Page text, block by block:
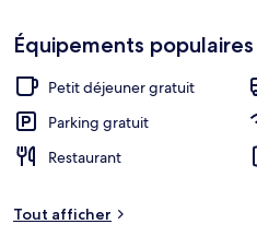
Équipements populaires
Petit déjeuner gratuit
Parking gratuit
Restaurant
Tout afficher